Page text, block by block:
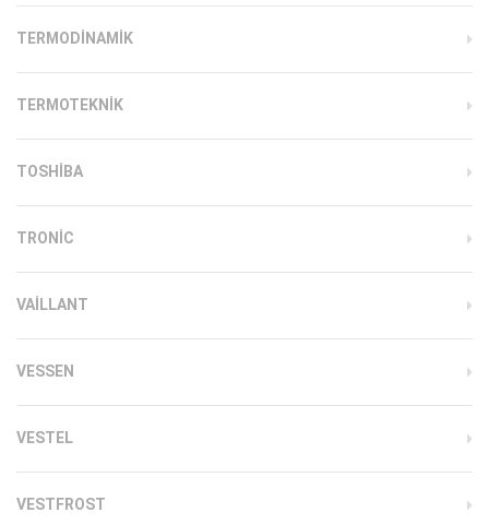
TERMODINAMIK
TERMOTEKNIK
TOSHIBA
TRONIC
VAILLANT
VESSEN
VESTEL
VESTFROST